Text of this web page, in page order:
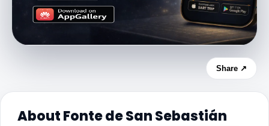
Share ↗
About Fonte de San Sebastián